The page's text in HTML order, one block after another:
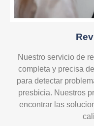
Nuestro servicio de
completa y precisa
para detectar
presbicia. Nuestros
encontrar las